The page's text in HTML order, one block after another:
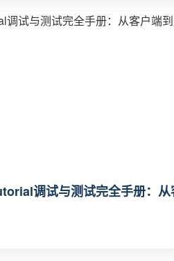
调试与测试完全手册：